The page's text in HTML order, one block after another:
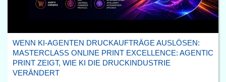
WENN KI-AGENTEN DRUCKAUFTRÄGE AUSLÖSEN:
MASTERCLASS ONLINE PRINT EXCELLENCE: AGENTIC
PRINT ZEIGT, WIE KI DIE DRUCKINDUSTRIE
VERÄNDERT